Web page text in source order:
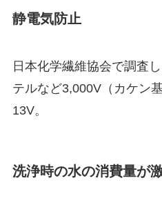
静電気防止
日本化学繊維協会で調査
テルなど3,000V（カケン
13V。
洗浄時の水の消費量が